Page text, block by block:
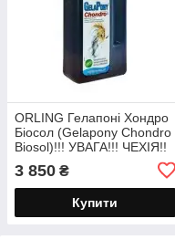
ORLING Гелапоні Хондро
Біосол (Gelapony Chondro
Biosol)!!! УВАГА!!! ЧЕХІЯ!!
3 850 ₴
Купити